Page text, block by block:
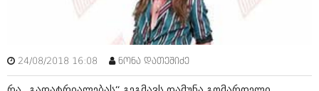
თებერვალი 2011 (329)
იანვარი 2011 (647)
დეკემბერი 2010 (881)
ნოემბერი 2010 (422)
ოქტომბერი 2010 (341)
24/08/2018 16:08 ნონა დათეშიძე